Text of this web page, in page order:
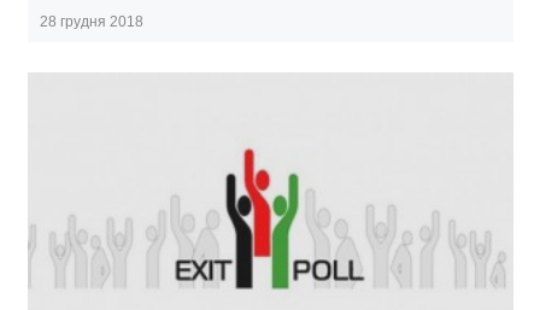
28 грудня 2018